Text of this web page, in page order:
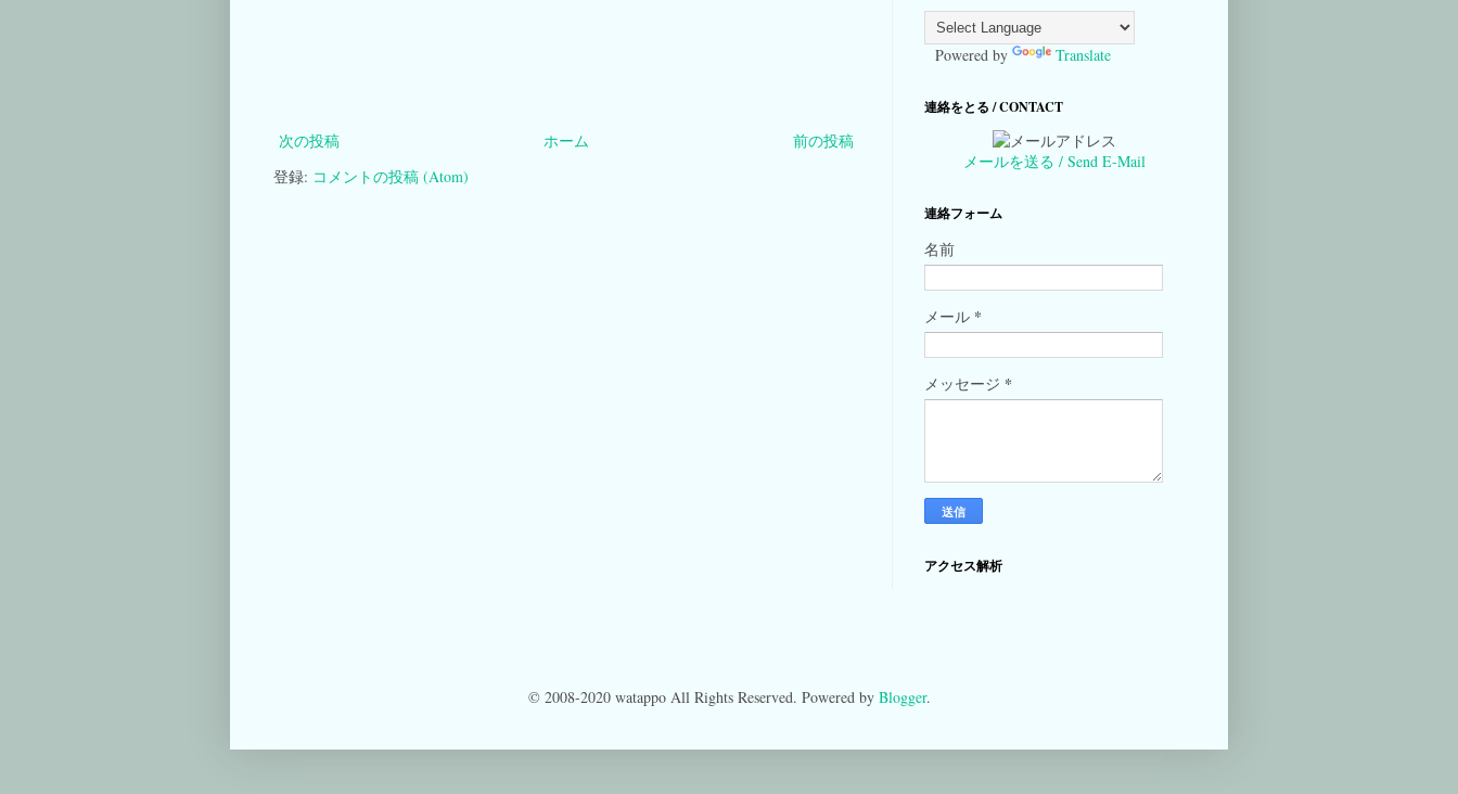
次の投稿 前の投稿
ホーム
登録: コメントの投稿 (Atom)
Powered by Translate
連絡をとる / CONTACT
メールを送る / Send E-Mail
連絡フォーム
名前
メール *
メッセージ *
アクセス解析
© 2008-2020 watappo All Rights Reserved. Powered by Blogger.